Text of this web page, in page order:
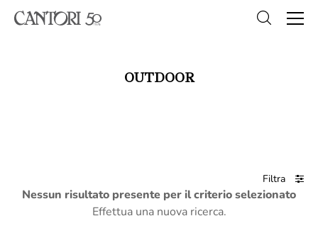
OUTDOOR
Filtra
Nessun risultato presente per il criterio selezionato
Effettua una nuova ricerca.